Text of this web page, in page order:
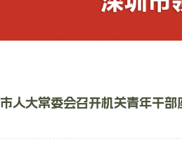
市人大常委会召开机关青年干